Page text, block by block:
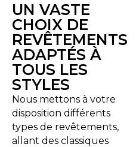
UN VASTE
CHOIX DE
REVÊTEMENTS
ADAPTÉS À
TOUS LES
STYLES
Nous mettons à votre
disposition différents
types de revêtements,
allant des classiques